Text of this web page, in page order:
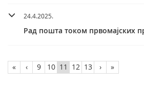
24.4.2025.
Рад пошта током првомајских
« ‹ 9 10 11 12 13 › »